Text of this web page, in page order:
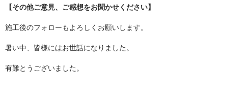
【その他ご意見、ご感想をお聞かせください】
施工後のフォローもよろしくお願いします。
暑い中、皆様にはお世話になりました。
有難とうございました。